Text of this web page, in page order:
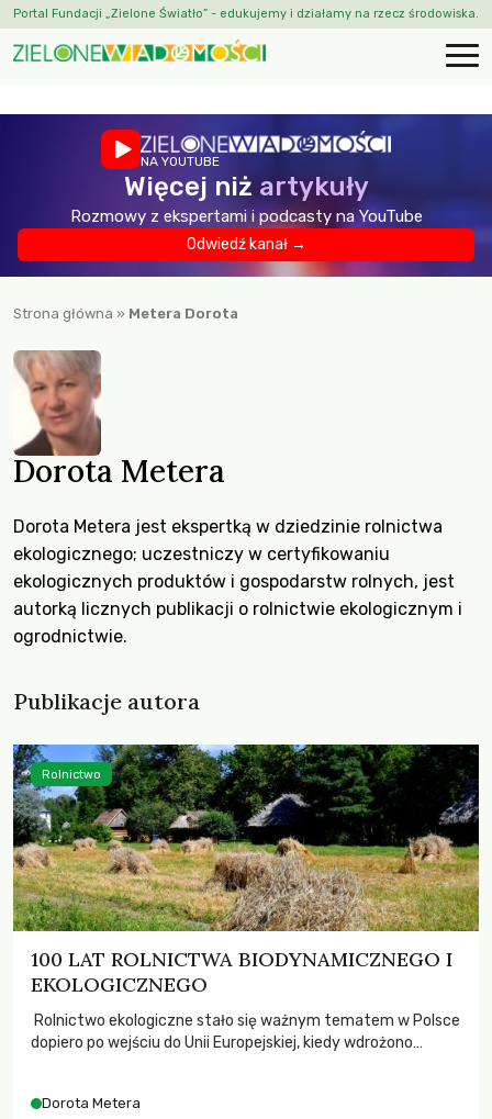
Portal Fundacji „Zielone Światło” - edukujemy i działamy na rzecz środowiska.
NA YOUTUBE
Więcej niż artykuły
Rozmowy z ekspertami i podcasty na YouTube
Odwiedź kanał →
Strona główna » Metera Dorota
Dorota Metera
Dorota Metera jest ekspertką w dziedzinie rolnictwa
ekologicznego; uczestniczy w certyfikowaniu
ekologicznych produktów i gospodarstw rolnych, jest
autorką licznych publikacji o rolnictwie ekologicznym i
ogrodnictwie.
Publikacje autora
100 LAT ROLNICTWA BIODYNAMICZNEGO I
EKOLOGICZNEGO
Rolnictwo ekologiczne stało się ważnym tematem w Polsce
dopiero po wejściu do Unii Europejskiej, kiedy wdrożono
zrodziła się w 1924 r. w Kobierzycach pod Wrocławiem i stąd
Dorota Metera
Rolnictwo